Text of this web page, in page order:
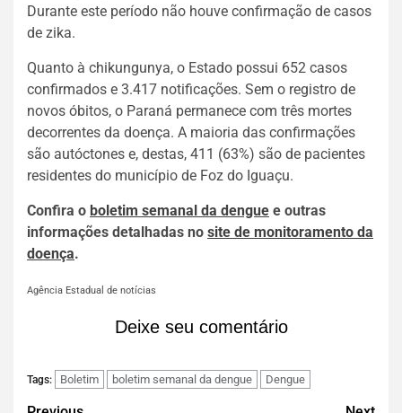
Durante este período não houve confirmação de casos
de zika.
Quanto à chikungunya, o Estado possui 652 casos
confirmados e 3.417 notificações. Sem o registro de
novos óbitos, o Paraná permanece com três mortes
decorrentes da doença. A maioria das confirmações
são autóctones e, destas, 411 (63%) são de pacientes
residentes do município de Foz do Iguaçu.
Confira o boletim semanal da dengue e outras
informações detalhadas no site de monitoramento da
doença.
Agência Estadual de notícias
Deixe seu comentário
Tags: Boletim boletim semanal da dengue Dengue